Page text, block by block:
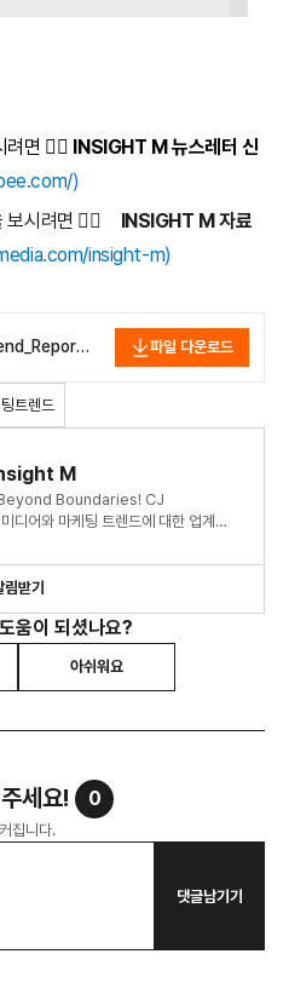
면 👉🏻 INSIGHT M 뉴스레터 신
)
시려면 👉🏻
INSIGHT M 자료
insight-m)
파일 다운로드
트렌드
M
Boundaries! CJ
디어와 마케팅 트렌드에 대한 업계
림받기
움이 되셨나요?
아쉬워요
세요! 0
집니다.
댓글남기기